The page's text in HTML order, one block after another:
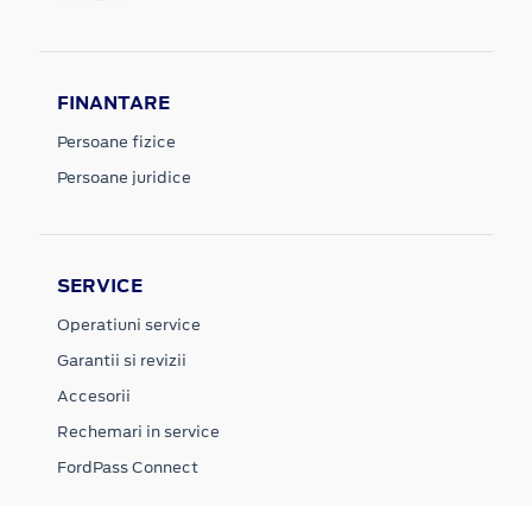
FINANTARE
Persoane fizice
Persoane juridice
SERVICE
Operatiuni service
Garantii si revizii
Accesorii
Rechemari in service
FordPass Connect